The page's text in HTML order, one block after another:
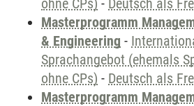
ohne CPs) - Deutsch als
Masterprogramm
& Engineering -
Sprachangebot (ehemals
ohne CPs) - Deutsch als
Masterprogramm